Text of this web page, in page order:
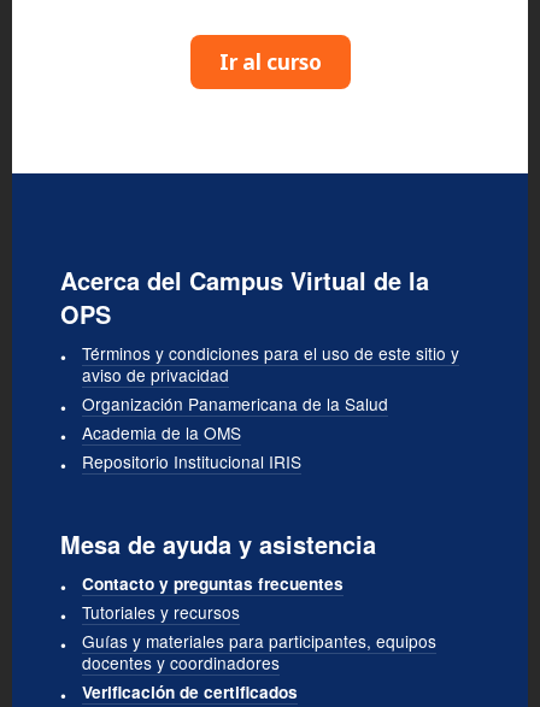
Ir al curso
Acerca del Campus Virtual de la
OPS
Términos y condiciones para el uso de este sitio y
aviso de privacidad
Organización Panamericana de la Salud
Academia de la OMS
Repositorio Institucional IRIS
Mesa de ayuda y asistencia
Contacto y preguntas frecuentes
Tutoriales y recursos
Guías y materiales para participantes, equipos
docentes y coordinadores
Verificación de certificados